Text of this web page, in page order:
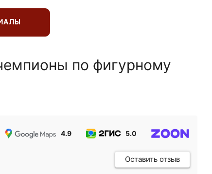
по фигурному
4.9 5.0
Оставить отзыв